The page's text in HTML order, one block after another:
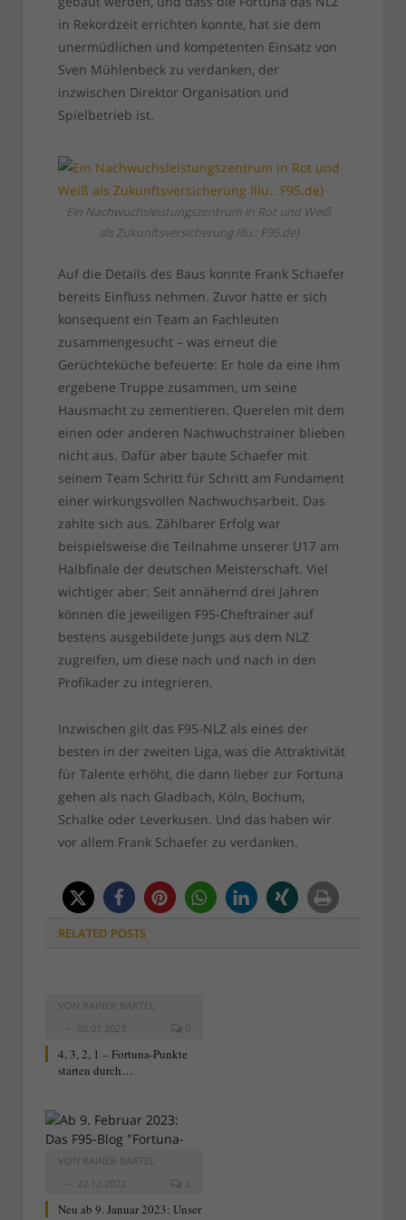
in Rekordzeit errichten konnte, hat sie dem
unermüdlichen und kompetenten Einsatz von
Sven Mühlenbeck zu verdanken, der
inzwischen Direktor Organisation und
Spielbetrieb ist.
Ein Nachwuchsleistungszentrum in Rot und Weiß
als Zukunftsversicherung Illu.: F95.de)
Auf die Details des Baus konnte Frank Schaefer
bereits Einfluss nehmen. Zuvor hatte er sich
konsequent ein Team an Fachleuten
zusammengesucht – was erneut die
Gerüchteküche befeuerte: Er hole da eine ihm
ergebene Truppe zusammen, um seine
Hausmacht zu zementieren. Querelen mit dem
einen oder anderen Nachwuchstrainer blieben
nicht aus. Dafür aber baute Schaefer mit
seinem Team Schritt für Schritt am Fundament
einer wirkungsvollen Nachwuchsarbeit. Das
zahlte sich aus. Zählbarer Erfolg war
beispielsweise die Teilnahme unserer U17 am
Halbfinale der deutschen Meisterschaft. Viel
wichtiger aber: Seit annähernd drei Jahren
können die jeweiligen F95-Cheftrainer auf
bestens ausgebildete Jungs aus dem NLZ
zugreifen, um diese nach und nach in den
Profikader zu integrieren.
Inzwischen gilt das F95-NLZ als eines der
besten in der zweiten Liga, was die Attraktivität
für Talente erhöht, die dann lieber zur Fortuna
gehen als nach Gladbach, Köln, Bochum,
Schalke oder Leverkusen. Und das haben wir
vor allem Frank Schaefer zu verdanken.
RELATED POSTS
VON RAINER BARTEL
08.01.2023
0
4, 3, 2, 1 – Fortuna-Punkte
starten durch…
VON RAINER BARTEL
22.12.2022
2
Neu ab 9. Januar 2023: Unser